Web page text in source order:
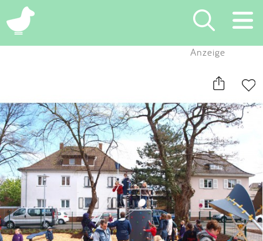
×
Eintragen
App
Blog
Partner
Kontakt
Anzeige